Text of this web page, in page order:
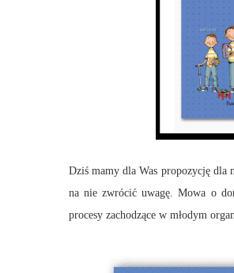
Dziś mamy dla Was propozycję dla
na nie zwrócić uwagę. Mowa o
procesy zachodzące w młodym